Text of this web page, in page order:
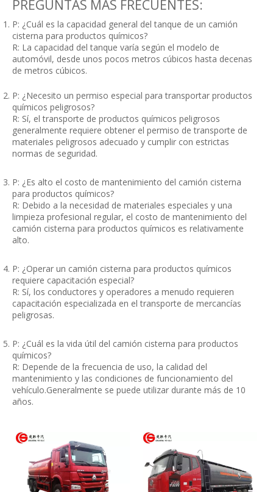
PREGUNTAS MÁS FRECUENTES:
P: ¿Cuál es la capacidad general del tanque de un camión
cisterna para productos químicos?
R: La capacidad del tanque varía según el modelo de
automóvil, desde unos pocos metros cúbicos hasta decenas
de metros cúbicos.
P: ¿Necesito un permiso especial para transportar productos
químicos peligrosos?
R: Sí, el transporte de productos químicos peligrosos
generalmente requiere obtener el permiso de transporte de
materiales peligrosos adecuado y cumplir con estrictas
normas de seguridad.
P: ¿Es alto el costo de mantenimiento del camión cisterna
para productos químicos?
R: Debido a la necesidad de materiales especiales y una
limpieza profesional regular, el costo de mantenimiento del
camión cisterna para productos químicos es relativamente
alto.
P: ¿Operar un camión cisterna para productos químicos
requiere capacitación especial?
R: Sí, los conductores y operadores a menudo requieren
capacitación especializada en el transporte de mercancías
peligrosas.
P: ¿Cuál es la vida útil del camión cisterna para productos
químicos?
R: Depende de la frecuencia de uso, la calidad del
mantenimiento y las condiciones de funcionamiento del
vehículo.Generalmente se puede utilizar durante más de 10
años.